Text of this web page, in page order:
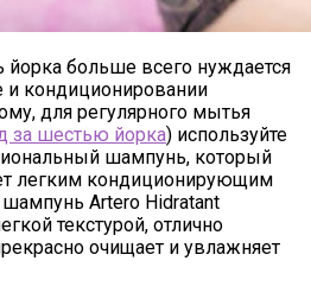
йорка больше всего нуждается
кондиционировании
для регулярного мытья
за шестью йорка) используйте
шампунь, который
легким кондиционирующим
Аrtero Hidratant
текстурой, отлично
очищает и увлажняет